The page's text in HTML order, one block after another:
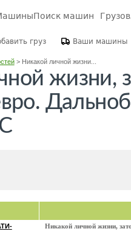
Поиск машин
груз Ваши машины
> Никакой личной жизни...
жизни,
Никакой личной жизни,